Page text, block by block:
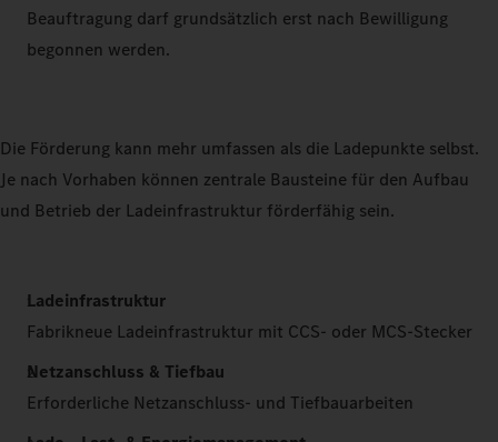
Beauftragung darf grundsätzlich erst nach Bewilligung
begonnen werden.
Die Förderung kann mehr umfassen als die Ladepunkte selbst.
Je nach Vorhaben können zentrale Bausteine für den Aufbau
und Betrieb der Ladeinfrastruktur förderfähig sein.
Ladeinfrastruktur
Fabrikneue Ladeinfrastruktur mit CCS- oder MCS-Stecker
Netzanschluss & Tiefbau
Erforderliche Netzanschluss- und Tiefbauarbeiten